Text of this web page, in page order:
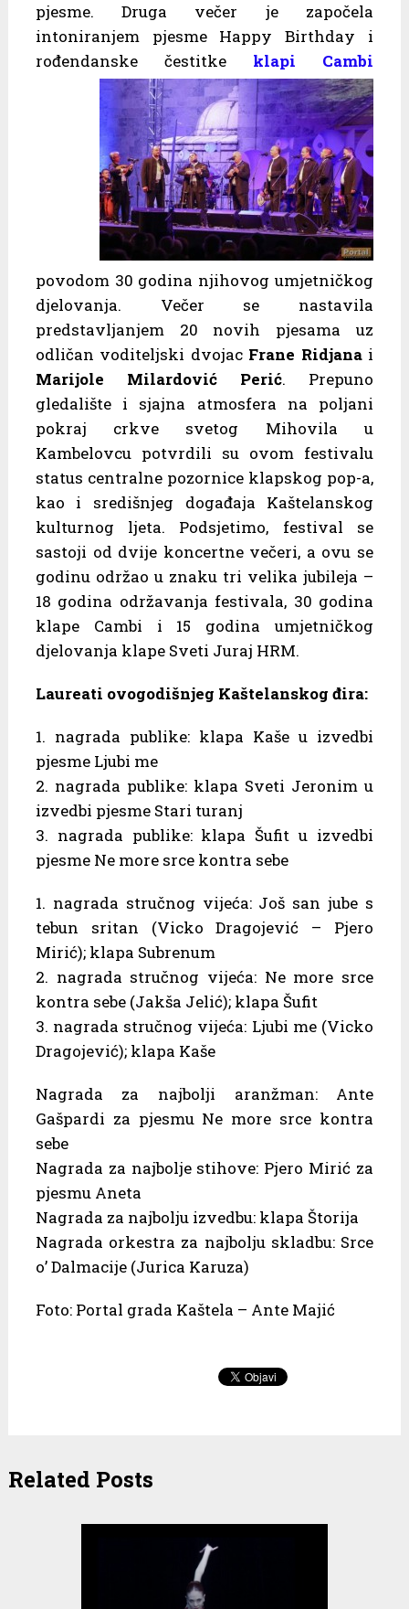
pjesme. Druga večer je započela
intoniranjem pjesme Happy Birthday i
rođendanske čestitke klapi Cambi
povodom 30 godina njihovog umjetničkog
djelovanja. Večer se nastavila
predstavljanjem 20 novih pjesama uz
odličan voditeljski dvojac Frane Ridjanai
Marijole Milardović Perić. Prepuno
gledalište i sjajna atmosfera na poljani
pokraj crkve svetog Mihovila u
Kambelovcu potvrdili su ovom festivalu
status centralne pozornice klapskog pop-a,
kao i središnjeg događaja Kaštelanskog
kulturnog ljeta. Podsjetimo, festival se
sastoji od dvije koncertne večeri, a ovu se
godinu održao u znaku tri velika jubileja –
18 godina održavanja festivala, 30 godina
klape Cambi i 15 godina umjetničkog
djelovanja klape Sveti Juraj HRM.
Laureati ovogodišnjeg Kaštelanskog đira:
1. nagrada publike: klapa Kaše u izvedbi
pjesme Ljubi me
2. nagrada publike: klapa Sveti Jeronim u
izvedbi pjesme Stari turanj
3. nagrada publike: klapa Šufit u izvedbi
pjesme Ne more srce kontra sebe
1. nagrada stručnog vijeća: Još san jube s
tebun sritan (Vicko Dragojević – Pjero
Mirić); klapa Subrenum
2. nagrada stručnog vijeća: Ne more srce
kontra sebe (Jakša Jelić); klapa Šufit
3. nagrada stručnog vijeća: Ljubi me (Vicko
Dragojević); klapa Kaše
Nagrada za najbolji aranžman: Ante
Gašpardi za pjesmu Ne more srce kontra
sebe
Nagrada za najbolje stihove: Pjero Mirić za
pjesmu Aneta
Nagrada za najbolju izvedbu: klapa Štorija
Nagrada orkestra za najbolju skladbu: Srce
o’ Dalmacije (Jurica Karuza)
Foto: Portal grada Kaštela – Ante Majić
Related Posts